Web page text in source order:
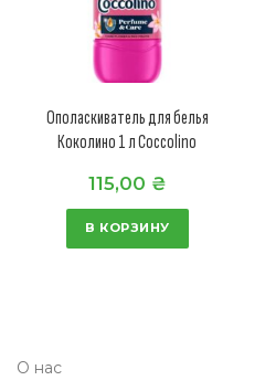
Ополаскиватель для белья
Коколино 1 л Coccolino
115,00 ₴
В КОРЗИНУ
О нас